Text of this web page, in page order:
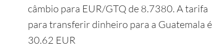
câmbio para EUR/GTQ de 8.7380. A tarifa
para transferir dinheiro para a Guatemala é
30.62 EUR